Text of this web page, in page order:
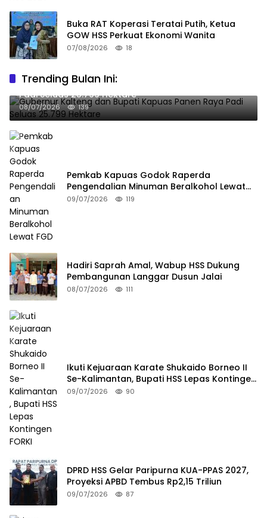
Buka RAT Koperasi Teratai Putih, Ketua
GOW HSS Perkuat Ekonomi Wanita
07/08/2026 18
Trending Bulan Ini:
Gubernur Kalteng dan Bupati Kapuas Panen Raya
Padi Seluas 25.799 Hektare
08/07/2026 139
Pemkab Kapuas Godok Raperda
Pengendalian Minuman Beralkohol Lewat
FGD
09/07/2026 119
Hadiri Saprah Amal, Wabup HSS Dukung
Pembangunan Langgar Dusun Jalai
08/07/2026 111
Ikuti Kejuaraan Karate Shukaido Borneo II
Se-Kalimantan, Bupati HSS Lepas Kontingen
FORKI
09/07/2026 90
DPRD HSS Gelar Paripurna KUA-PPAS 2027,
Proyeksi APBD Tembus Rp2,15 Triliun
09/07/2026 87